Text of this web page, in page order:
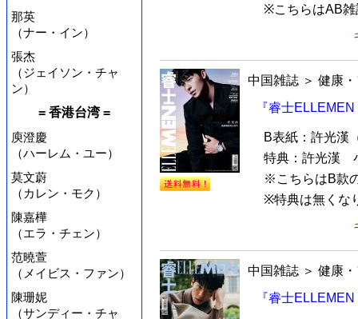
那英
（ナー・イン）
張杰
（ジェイソン・チャ
ン）
= 香港台湾 =
庾澄慶
（ハーレム・ユー）
莫文蔚
（カレン・モク）
陳嘉樺
（エラ・チェン）
范曉萱
（メイビス・ファン）
陳珊妮
（サンディー・チャ
※こちらはAB雑
中国雑誌 ＞ 健康
『睿士
B表紙：許光漢
特典：許光漢
※こちらはB款
※特典は無くな
中国雑誌 ＞ 健康
『睿士